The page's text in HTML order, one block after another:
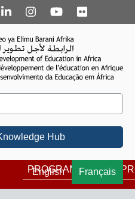
Hub
English Français
PROGRAMMES